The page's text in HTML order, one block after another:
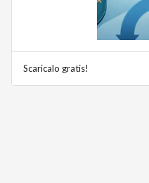
Scaricalo gratis!